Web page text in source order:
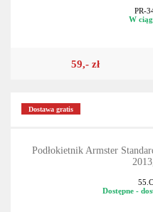
PR-
W
59,- zł
Dostawa gratis
Podłokietnik Armster
Dostępne -